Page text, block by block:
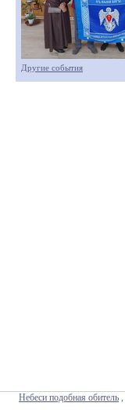
Другие события
Небеси подобная обитель ,